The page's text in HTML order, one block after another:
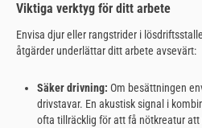
Viktiga verktyg för ditt arbete
Envisa djur eller rangstrider i
åtgärder underlättar ditt arbete avsevärt:
Säker drivning: Om besättningen
drivstavar. En akustisk signal i
ofta tillräcklig för att få nötkreatur